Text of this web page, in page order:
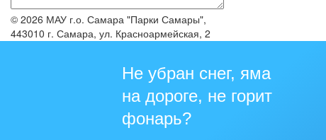
© 2026 МАУ г.о. Самара "Парки Самары",
443010 г. Самара, ул. Красноармейская, 2
Не убран снег, яма
на дороге, не горит
фонарь?